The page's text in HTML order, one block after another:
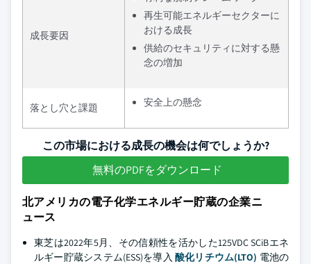
成長要因
再生可能エネルギーセクターに
おける成長
供給のセキュリティに対する懸
念の増加
落とし穴と課題 安全上の懸念
この市場における成長の機会は何でしょうか?
無料のPDFをダウンロード
北アメリカの電子化学エネルギー貯蔵の企業ニ
ュース
東芝は2022年5月、その信頼性を活かした125VDC SCiBエネ
ルギー貯蔵システム(ESS)を導入酸化リチウム(LTO) 電池の